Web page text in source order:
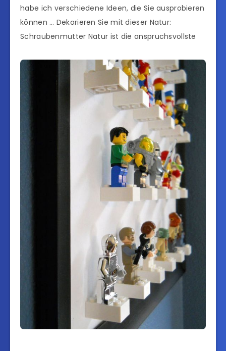
habe ich verschiedene Ideen, die Sie ausprobieren
können … Dekorieren Sie mit dieser Natur:
Schraubenmutter Natur ist die anspruchsvollste